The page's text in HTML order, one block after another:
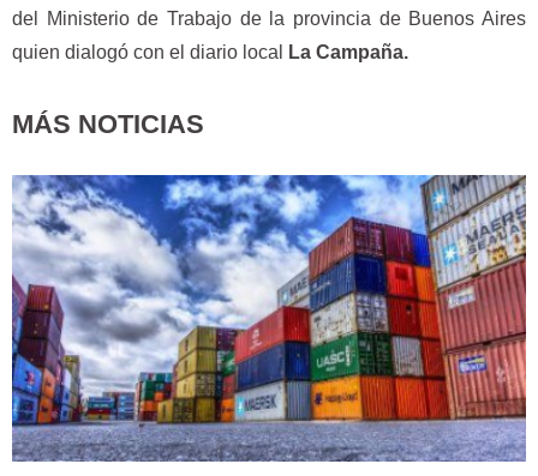
del Ministerio de Trabajo de la provincia de Buenos Aires
quien dialogó con el diario local
La Campaña.
MÁS NOTICIAS